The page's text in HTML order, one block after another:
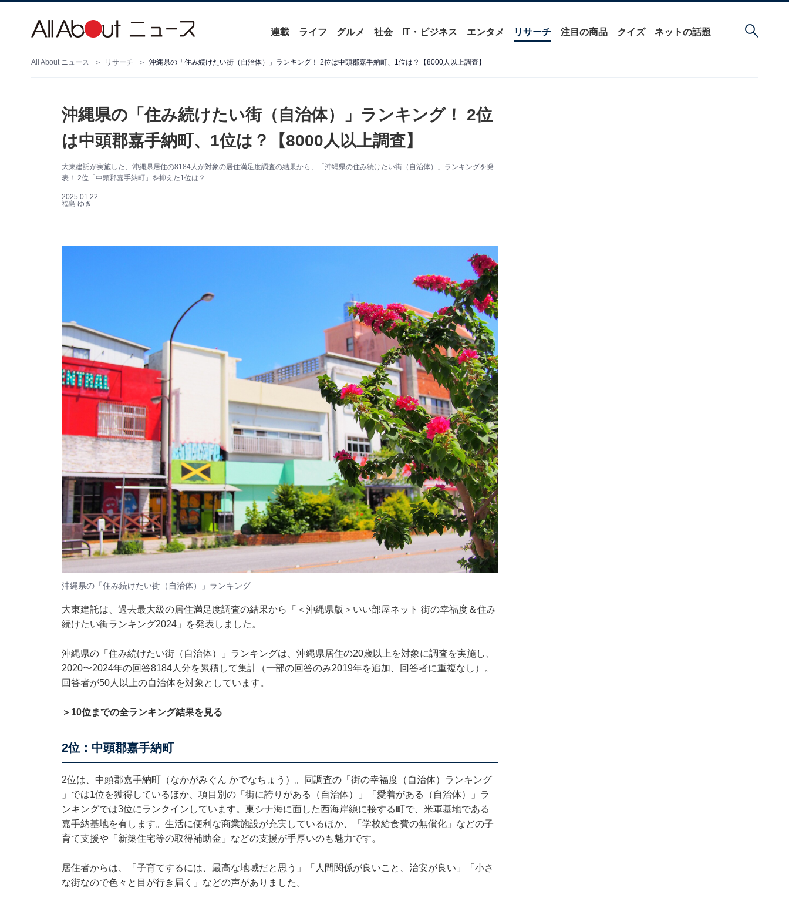
連載 ライフ グルメ 社会 IT・ビジネス エンタメ リサーチ 注目の商品 クイズ ネットの話題
All About ニュース リサーチ 沖縄県の「住み続けたい街（自治体）」ランキング！ 2位は中頭郡嘉手納町、1位は？【8000人以上調査】
沖縄県の「住み続けたい街（自治体）」ランキング！ 2位
は中頭郡嘉手納町、1位は？【8000人以上調査】
大東建託が実施した、沖縄県居住の8184人が対象の居住満足度調査の結果から、「沖縄県の住み続けたい街（自治体）」ランキングを発
表！ 2位「中頭郡嘉手納町」を抑えた1位は？
2025.01.22
福島 ゆき
沖縄県の「住み続けたい街（自治体）」ランキング
大東建託は、過去最大級の居住満足度調査の結果から「＜沖縄県版＞いい部屋ネット 街の幸福度＆住み
続けたい街ランキング2024」を発表しました。
沖縄県の「住み続けたい街（自治体）」ランキングは、沖縄県居住の20歳以上を対象に調査を実施し、
2020〜2024年の回答8184人分を累積して集計（一部の回答のみ2019年を追加、回答者に重複なし）。
回答者が50人以上の自治体を対象としています。
＞10位までの全ランキング結果を見る
2位：中頭郡嘉手納町
2位は、中頭郡嘉手納町（なかがみぐん かでなちょう）。同調査の「 街の幸福度（自治体）ランキング
」では1位を獲得しているほか、項目別の「街に誇りがある（自治体）」「愛着がある（自治体）」ラ
ンキングでは3位にランクインしています。東シナ海に面した西海岸線に接する町で、米軍基地である
嘉手納基地を有します。生活に便利な商業施設が充実しているほか、「学校給食費の無償化」などの子
育て支援や「新築住宅等の取得補助金」などの支援が手厚いのも魅力です。
居住者からは、「子育てするには、最高な地域だと思う」「人間関係が良いこと、治安が良い」「小さ
な街なので色々と目が行き届く」などの声がありました。